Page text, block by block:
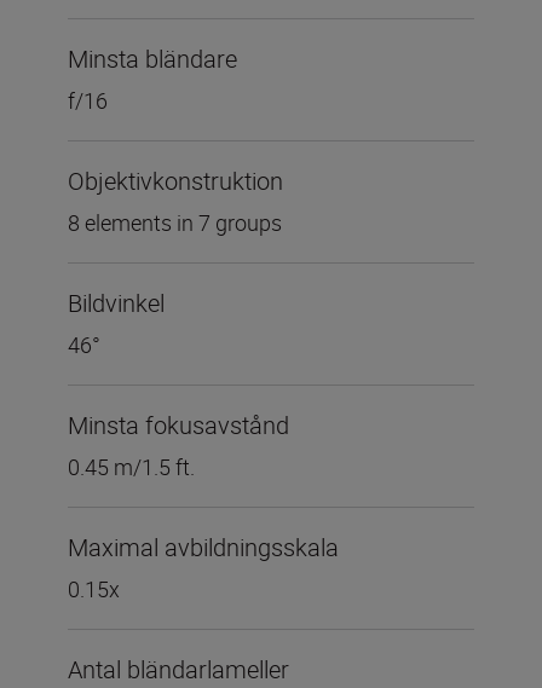
Minsta bländare
f/16
Objektivkonstruktion
8 elements in 7 groups
Bildvinkel
46°
Minsta fokusavstånd
0.45 m/1.5 ft.
Maximal avbildningsskala
0.15x
Antal bländarlameller